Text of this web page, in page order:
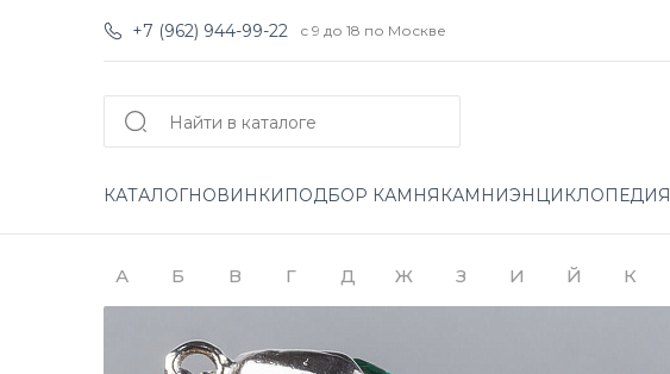
+7 (962) 944-99-22 с 9 до 18 по Москве
КАТАЛОГНОВИНКИ ПОДБОР КАМНЯ КАМНИЭНЦИКЛОПЕДИЯ
А Б В Г Д Ж З И Й К